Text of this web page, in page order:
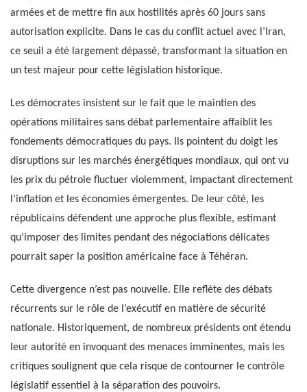
armées et de mettre fin aux hostilités après 60 jours sans
autorisation explicite. Dans le cas du conflit actuel avec l’Iran,
ce seuil a été largement dépassé, transformant la situation en
un test majeur pour cette législation historique.
Les démocrates insistent sur le fait que le maintien des
opérations militaires sans débat parlementaire affaiblit les
fondements démocratiques du pays. Ils pointent du doigt les
disruptions sur les marchés énergétiques mondiaux, qui ont vu
les prix du pétrole fluctuer violemment, impactant directement
l’inflation et les économies émergentes. De leur côté, les
républicains défendent une approche plus flexible, estimant
qu’imposer des limites pendant des négociations délicates
pourrait saper la position américaine face à Téhéran.
Cette divergence n’est pas nouvelle. Elle reflète des débats
récurrents sur le rôle de l’exécutif en matière de sécurité
nationale. Historiquement, de nombreux présidents ont étendu
leur autorité en invoquant des menaces imminentes, mais les
critiques soulignent que cela risque de contourner le contrôle
législatif essentiel à la séparation des pouvoirs.